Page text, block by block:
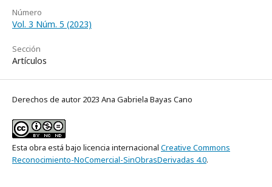
Número
Vol. 3 Núm. 5 (2023)
Sección
Artículos
Derechos de autor 2023 Ana Gabriela Bayas Cano
Esta obra está bajo licencia internacional Creative Commons
Reconocimiento-NoComercial-SinObrasDerivadas 4.0.